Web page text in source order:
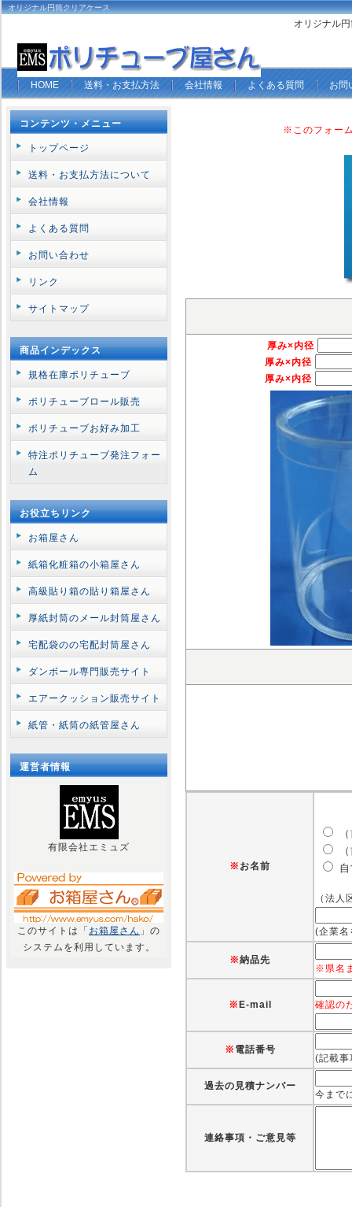
オリジナル円筒クリアケース
オリジナル
HOME 送料・お支払方法 会社情報 よくある質問 お問
※このフォー
厚み×内径
厚み×内径
厚み×内径
※ お名前
（法
(企業名
※納品先
※県名
※ E-mail 確認の
※ 電話番号
(記載事
過去の見積ナンバー
今まで
連絡事項・ご意見等
コンテンツ・メニュー
トップページ
送料・お支払方法について
会社情報
よくある質問
お問い合わせ
リンク
サイトマップ
商品インデックス
規格在庫ポリチューブ
ポリチューブロール販売
ポリチューブお好み加工
特注ポリチューブ発注フォー
ム
お役立ちリンク
お箱屋さん
紙箱化粧箱の小箱屋さん
高級貼り箱の貼り箱屋さん
厚紙封筒のメール封筒屋さん
宅配袋のの宅配封筒屋さん
ダンボール専門販売サイト
エアークッション販売サイト
紙管・紙筒の紙管屋さん
運営者情報
有限会社エミュズ
このサイトは「 お箱屋さん 」の
システムを利用しています。